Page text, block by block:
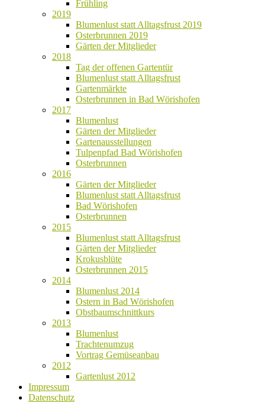
Frühling
2019
Blumenlust statt Alltagsfrust 2019
Osterbrunnen 2019
Gärten der Mitglieder
2018
Tag der offenen Gartentür
Blumenlust statt Alltagsfrust
Gartenmärkte
Osterbrunnen in Bad Wörishofen
2017
Blumenlust
Gärten der Mitglieder
Gartenausstellungen
Tulpenpfad Bad Wörishofen
Osterbrunnen
2016
Gärten der Mitglieder
Blumenlust statt Alltagsfrust
Bad Wörishofen
Osterbrunnen
2015
Blumenlust statt Alltagsfrust
Gärten der Mitglieder
Krokusblüte
Osterbrunnen 2015
2014
Blumenlust 2014
Ostern in Bad Wörishofen
Obstbaumschnittkurs
2013
Blumenlust
Trachtenumzug
Vortrag Gemüseanbau
2012
Gartenlust 2012
Impressum
Datenschutz